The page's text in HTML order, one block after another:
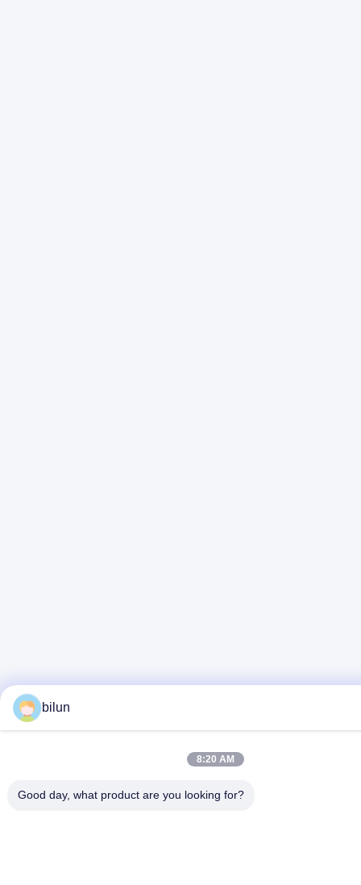
bilun
8:20 AM
Good day, what product are you looking for?